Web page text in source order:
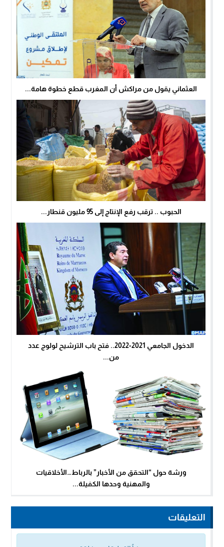
العثماني يقول من مراكش أن المغرب قطع خطوة هامة...
الحبوب .. ترقب رفع الإنتاج إلى 95 مليون قنطار...
الدخول الجامعي 2021-2022.. فتح باب الترشيح لولوج عدد
من...
ورشة حول “التحقق من الأخبار” بالرباط…الأخلاقيات
والمهنية وحدها الكفيلة...
التعليقات